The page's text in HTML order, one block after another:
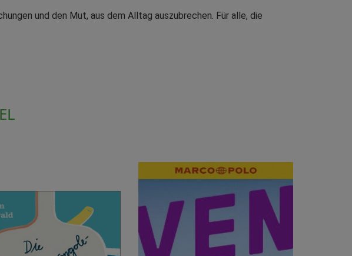
und den Mut, aus dem Alltag auszubrechen. Für alle, die